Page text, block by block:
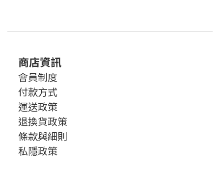
商店資訊
會員制度
付款方式
運送政策
退換貨政策
條款與細則
私隱政策